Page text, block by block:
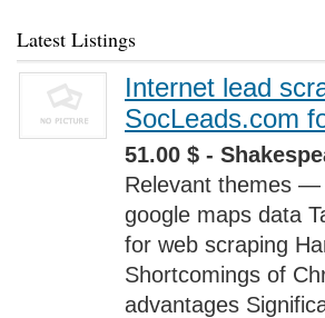
Latest Listings
Internet lead
SocLeads.com
51.00 $ -
Relevant themes —
google maps data
for web scraping
Shortcomings of
advantages